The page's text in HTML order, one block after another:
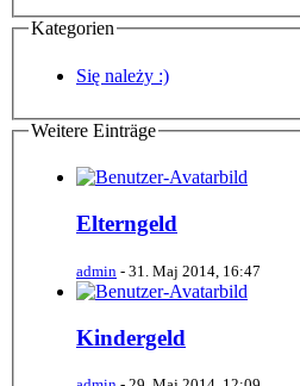
Kategorien
Się należy :)
Weitere Einträge
Elterngeld
admin - 31. Maj 2014, 16:47
Kindergeld